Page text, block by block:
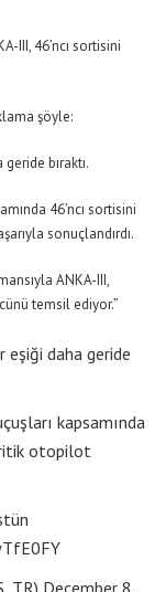
III, 46’ncı sortisini
şöyle:
bıraktı.
46’ncı sortisini
sonuçlandırdı.
ANKA-III,
temsil ediyor.”
daha geride
kapsamında
otopilot